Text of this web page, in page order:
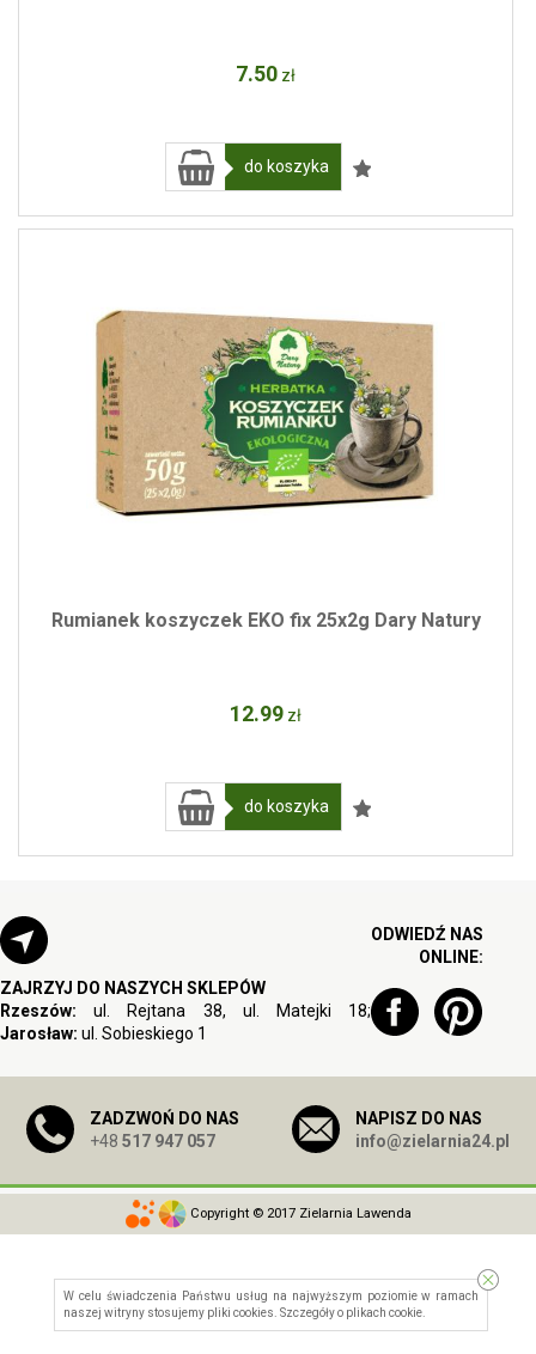
7.50 zł
do koszyka
Rumianek koszyczek EKO fix 25x2g Dary Natury
12.99 zł
do koszyka
ZAJRZYJ DO NASZYCH SKLEPÓW
Rzeszów: ul. Rejtana 38, ul. Matejki 18;
Jarosław: ul. Sobieskiego 1
ODWIEDŹ NAS
ONLINE:
ZADZWOŃ DO NAS
+48 517 947 057
NAPISZ DO NAS
info@zielarnia24.pl
Copyright © 2017 Zielarnia Lawenda
W celu świadczenia Państwu usług na najwyższym poziomie w ramach
naszej witryny stosujemy pliki cookies. Szczegóły o plikach cookie.